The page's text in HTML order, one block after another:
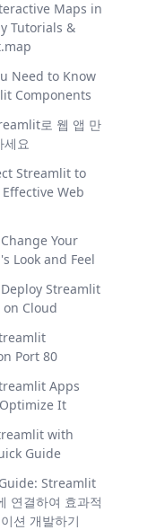
A Free
Unique
기: 독특한 가상
무료 도구
디퓨전 텍스트
형 GPT?
최고의 대안 리
Diffusion UI 경
활용 방
우로 자체 AI를
만들 수 있는 인
요?
API 사용
이드
맨틱 검색의 가
Window:
Power of
Window: 챗봇
발휘하라
Effective PDF
Detailed Guide
게 작동하는가:
세히 설명하기
자 대화에서 학
및 문맥 기억의
한가요? 사실을
는 방법
를 만들 수 있을
니다
한 Python 코딩
한 Reverse
상세 가이
한 효과적인 PDF
of
Insights
방법: 포괄적인
에서의 통계와 확
의 윤리적 지평
스란 무엇인가
데이터 인사이트
세요
Scikit-learn에서
튜닝 마스터
할 데이터 퓨전
직무 설명, 급
전스 엔지니어:
, 그리고 기술 |
이터 과학 최종
Create Multiple
Matplotlib
Y-Axis Range in
Colormaps
Guide
Sizes in
Tutorial -
Visualizations
Tutorial -
만들기
Error: How
오류: 문제 해결
시트를 사용하
향상
그래프를 파일
빠른 방법
in
Step Guide
Value in
Dataframe
Use Pandas
Containing
Errors in
Guide
using
Column in
Explained
Mean
Rank
드
in
You Need to
웹 개발 변화시
Python
CNN 아키텍처
in Python:
Higher-
& Operations
고차 함수 및
에 대한 연산
Snowflake
Python:
It Take to
Is It Hard to
트맵 생성
루기
vs Ridge 회귀
레임 만드는 방법:
회귀 방정식: 예
데이터 분석과
사용하기
Scatter Plots
Same
of Data
Guide
와 Y 배열 보장
재력 | 초보자를
Tutorial:
Box Plots in
튜토리얼:
텀 박스 플롯 만
Maps in
Tutorials &
Need to Know
Components
로 웹 앱 만
세요
Streamlit to
Web
Your
Look and Feel
Streamlit
Cloud
Port 80
Apps
It
with
Guide
Streamlit
연결하여 효과적
션 개발하기